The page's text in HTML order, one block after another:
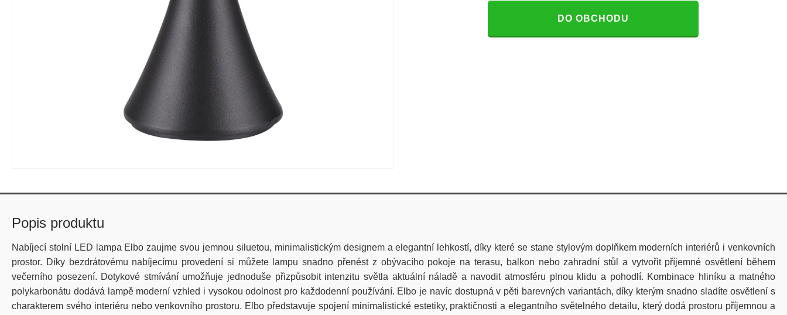
DO OBCHODU
Popis produktu
Nabíjecí stolní LED lampa Elbo zaujme svou jemnou siluetou, minimalistickým designem a elegantní lehkostí, díky které se stane stylovým doplňkem moderních interiérů i venkovních
prostor. Díky bezdrátovému nabíjecímu provedení si můžete lampu snadno přenést z obývacího pokoje na terasu, balkon nebo zahradní stůl a vytvořit příjemné osvětlení během
večerního posezení. Dotykové stmívání umožňuje jednoduše přizpůsobit intenzitu světla aktuální náladě a navodit atmosféru plnou klidu a pohodlí. Kombinace hliníku a matného
polykarbonátu dodává lampě moderní vzhled i vysokou odolnost pro každodenní používání. Elbo je navíc dostupná v pěti barevných variantách, díky kterým snadno sladíte osvětlení s
charakterem svého interiéru nebo venkovního prostoru. Elbo představuje spojení minimalistické estetiky, praktičnosti a elegantního světelného detailu, který dodá prostoru příjemnou a